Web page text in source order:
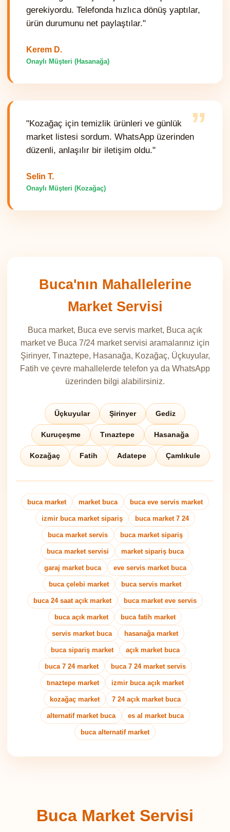
gerekiyordu. Telefonda hızlıca dönüş yaptılar,
ürün durumunu net paylaştılar."
Kerem D.
Onaylı Müşteri (Hasanağa)
”
"Kozağaç için temizlik ürünleri ve günlük
market listesi sordum. WhatsApp üzerinden
düzenli, anlaşılır bir iletişim oldu."
Selin T.
Onaylı Müşteri (Kozağaç)
Buca'nın Mahallelerine
Market Servisi
Buca market, Buca eve servis market, Buca açık
market ve Buca 7/24 market servisi aramalarınız için
Şirinyer, Tınaztepe, Hasanağa, Kozağaç, Üçkuyular,
Fatih ve çevre mahallelerde telefon ya da WhatsApp
üzerinden bilgi alabilirsiniz.
Üçkuyular Şirinyer Gediz
Kuruçeşme Tınaztepe Hasanağa
Kozağaç Fatih Adatepe Çamlıkule
buca market market buca buca eve servis market
izmir buca market sipariş buca market 7 24
buca market servis buca market sipariş
buca market servisi market sipariş buca
garaj market buca eve servis market buca
buca çelebi market buca servis market
buca 24 saat açık market buca market eve servis
buca açık market buca fatih market
servis market buca hasanağa market
buca sipariş market açık market buca
buca 7 24 market buca 7 24 market servis
tınaztepe market izmir buca açık market
kozağaç market 7 24 açık market buca
alternatif market buca es al market buca
buca alternatif market
Buca Market Servisi